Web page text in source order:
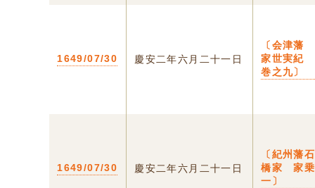
1649/07/30 慶安二年六月二十一日
〔会津藩
家世実紀
巻之九〕
1649/07/30 慶安二年六月二十一日
〔紀州藩石
橋家 家乗
一〕